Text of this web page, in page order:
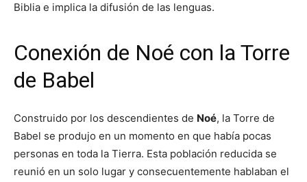
Biblia e implica la difusión de las lenguas.
Conexión de Noé con la Torre
de Babel
Construido por los descendientes de Noé, la Torre de
Babel se produjo en un momento en que había pocas
personas en toda la Tierra. Esta población reducida se
reunió en un solo lugar y consecuentemente hablaban el